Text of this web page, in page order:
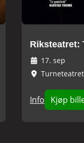
Riksteatret:
17. sep
Turneteatret
Info Kjøp